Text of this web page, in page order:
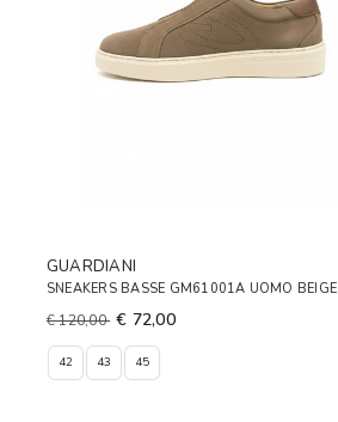
GUARDIANI
SNEAKERS BASSE GM61001A UOMO BEIGE
€ 120,00 € 72,00
42 43 45